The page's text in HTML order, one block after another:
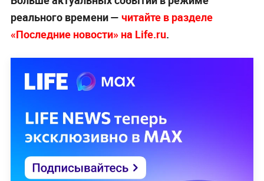
реального времени — читайте в разделе
«Последние новости» на Life.ru.